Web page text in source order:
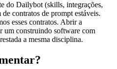
do Dailybot (skills, integrações,
contratos de prompt estáveis.
esses contratos. Abrir a
um construindo software com
a mesma disciplina.